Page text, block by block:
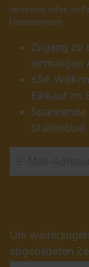
neuesten Infos zu
Unternehmen.
Zugang zu
einmaligen
65€
Einkauf im
Stahlmöbel
Um
abgebildeten